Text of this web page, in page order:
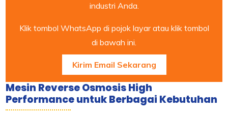
industri Anda.
Klik tombol WhatsApp di pojok layar atau klik tombol
di bawah ini.
Kirim Email Sekarang
Mesin Reverse Osmosis High
Performance untuk Berbagai Kebutuhan